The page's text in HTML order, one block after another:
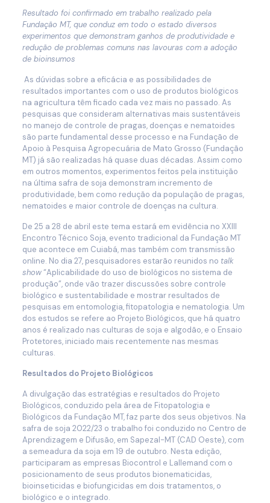
Resultado foi confirmado em trabalho realizado pela
Fundação MT, que conduz em todo o estado diversos
experimentos que demonstram ganhos de produtividade e
redução de problemas comuns nas lavouras com a adoção
de bioinsumos
As dúvidas sobre a eficácia e as possibilidades de
resultados importantes com o uso de produtos biológicos
na agricultura têm ficado cada vez mais no passado. As
pesquisas que consideram alternativas mais sustentáveis
no manejo de controle de pragas, doenças e nematoides
são parte fundamental desse processo e na Fundação de
Apoio à Pesquisa Agropecuária de Mato Grosso (Fundação
MT) já são realizadas há quase duas décadas. Assim como
em outros momentos, experimentos feitos pela instituição
na última safra de soja demonstram incremento de
produtividade, bem como redução da população de pragas,
nematoides e maior controle de doenças na cultura.
De 25 a 28 de abril este tema estará em evidência no XXIII
Encontro Técnico Soja, evento tradicional da Fundação MT
que acontece em Cuiabá, mas também com transmissão
online. No dia 27, pesquisadores estarão reunidos no talk
show“Aplicabilidade do uso de biológicos no sistema de
produção”, onde vão trazer discussões sobre controle
biológico e sustentabilidade e mostrar resultados de
pesquisas em entomologia, fitopatologia e nematologia. Um
dos estudos se refere ao Projeto Biológicos, que há quatro
anos é realizado nas culturas de soja e algodão, e o Ensaio
Protetores, iniciado mais recentemente nas mesmas
culturas.
Resultados do Projeto Biológicos
A divulgação das estratégias e resultados do Projeto
Biológicos, conduzido pela área de Fitopatologia e
Biológicos da Fundação MT, faz parte dos seus objetivos. Na
safra de soja 2022/23 o trabalho foi conduzido no Centro de
Aprendizagem e Difusão, em Sapezal-MT (CAD Oeste), com
a semeadura da soja em 19 de outubro. Nesta edição,
participaram as empresas Biocontrol e Lallemand com o
posicionamento de seus produtos bionematicidas,
bioinseticidas e biofungicidas em dois tratamentos, o
biológico e o integrado.